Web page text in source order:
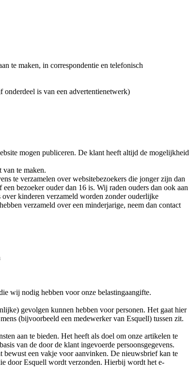
te maken, in correspondentie en telefonisch
is van een advertentienetwerk)
mogen publiceren. De klant heeft altijd de mogelijkheid
van te maken.
te verzamelen over websitebezoekers die jonger zijn dan
bezoeker ouder dan 16 is. Wij raden ouders dan ook aan
kinderen verzameld worden zonder ouderlijke
verzameld over een minderjarige, neem dan contact
wij nodig hebben voor onze belastingaangifte.
gevolgen kunnen hebben voor personen. Het gaat hier
(bijvoorbeeld een medewerker van Esquell) tussen zit.
aan te bieden. Het heeft als doel om onze artikelen te
van de door de klant ingevoerde persoonsgegevens.
bewust een vakje voor aanvinken. De nieuwsbrief kan te
door Esquell wordt verzonden. Hierbij wordt het e-